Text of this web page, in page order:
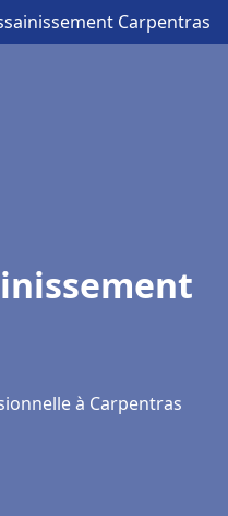
Carpentras
à Carpentras